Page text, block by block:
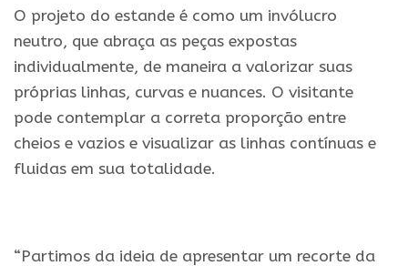
O projeto do estande é como um invólucro
neutro, que abraça as peças expostas
individualmente, de maneira a valorizar suas
próprias linhas, curvas e nuances. O visitante
pode contemplar a correta proporção entre
cheios e vazios e visualizar as linhas contínuas e
fluidas em sua totalidade.
“Partimos da ideia de apresentar um recorte da